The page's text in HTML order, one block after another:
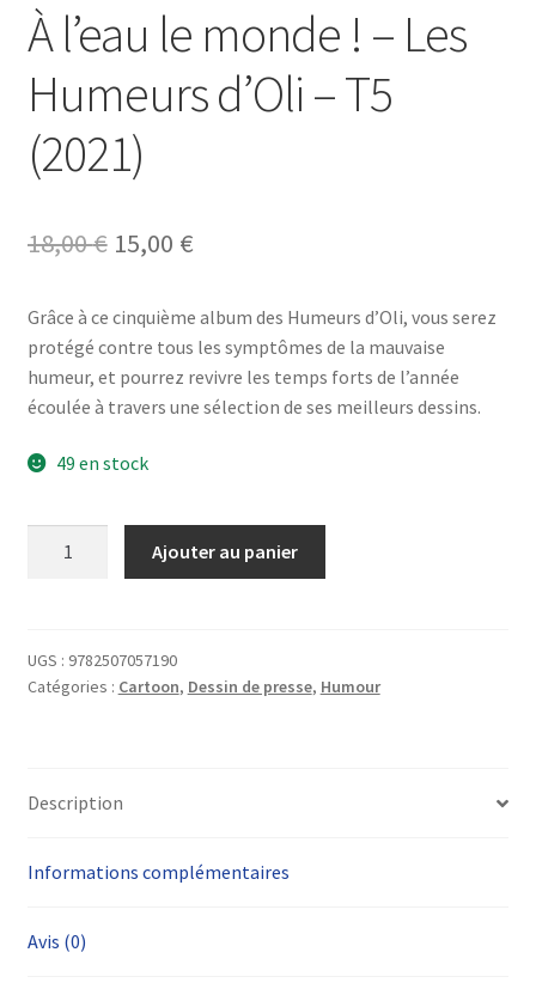
À l’eau le monde ! – Les
Humeurs d’Oli – T5
(2021)
18,00€ Original
was:
18,00 €.
15,00 €Current
is:
15,00 €.
Grâce à ce cinquième album des Humeurs d’Oli, vous serez
protégé contre tous les symptômes de la mauvaise
humeur, et pourrez revivre les temps forts de l’année
écoulée à travers une sélection de ses meilleurs dessins.
49 en stock
le
monde
Humeurs
-
Ajouter au panier
UGS : 9782507057190
Catégories : Cartoon, Dessin de presse, Humour
Description
Informations complémentaires
Avis (0)